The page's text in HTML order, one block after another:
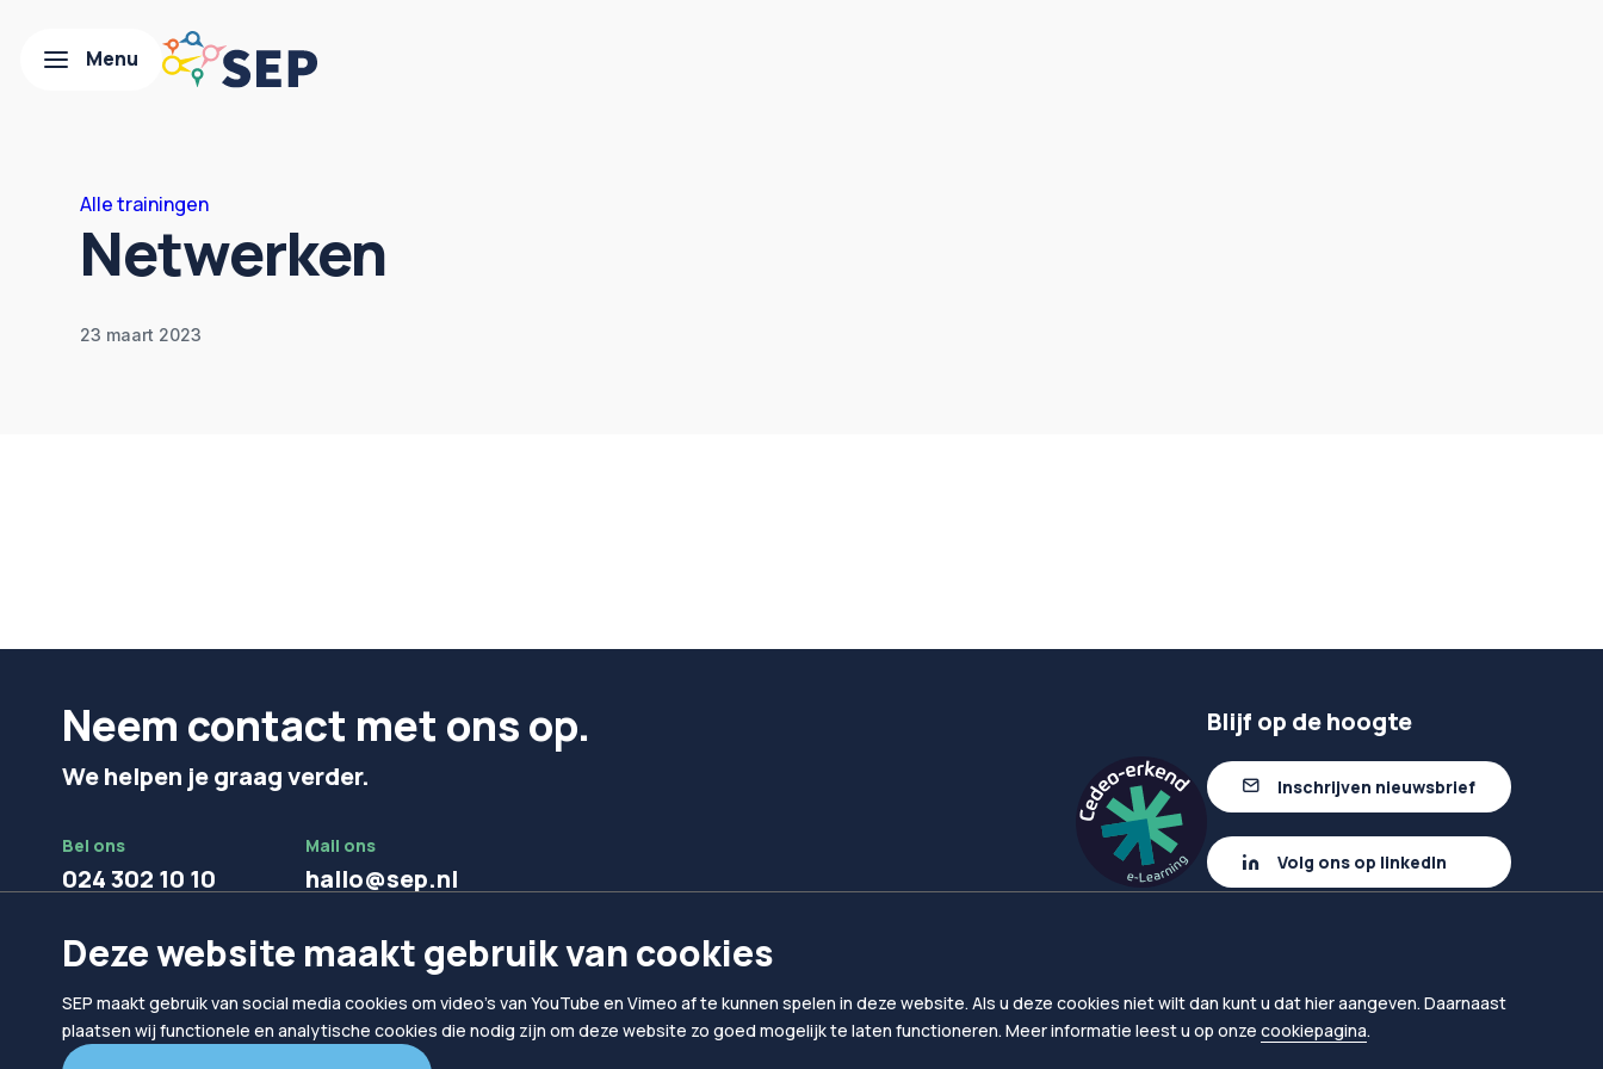
Alle trainingen
Netwerken
23 maart 2023
Neem contact met ons op.
We helpen je graag verder.
Bel ons
024 302 10 10
Mail ons
hallo@sep.nl
Blijf op de hoogte
Inschrijven nieuwsbrief
Volg ons op linkedIn
© 2026 SEP Privacy & Cookies Algemene voorwaarden Proclaimer Toegankelijkheid leermiddelen
Deze website maakt gebruik van cookies
SEP maakt gebruik van social media cookies om video's van YouTube en Vimeo af te kunnen spelen in deze website. Als u deze cookies niet wilt dan kunt u dat hier aangeven. Daarnaast
plaatsen wij functionele en analytische cookies die nodig zijn om deze website zo goed mogelijk te laten functioneren. Meer informatie leest u op onze cookiepagina.